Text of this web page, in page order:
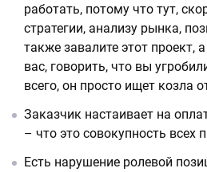
работать, потому что тут,
стратегии, анализу рынка,
также завалите этот проект,
вас, говорить, что вы
всего, он просто ищет козла
Заказчик настаивает на
– что это совокупность всех
Есть нарушение ролевой